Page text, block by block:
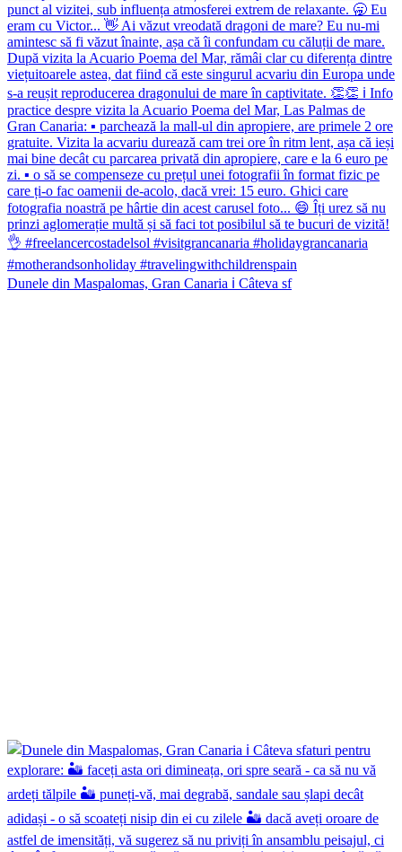
Dunele din Maspalomas, Gran Canaria ℹ️ Câteva sf